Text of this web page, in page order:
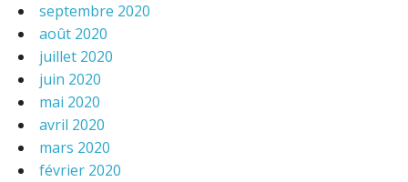
septembre 2020
août 2020
juillet 2020
juin 2020
mai 2020
avril 2020
mars 2020
février 2020